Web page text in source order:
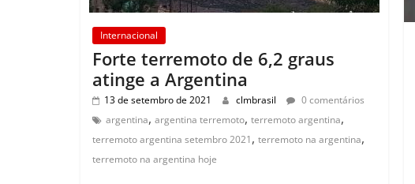
Internacional
Forte terremoto de 6,2 graus
atinge a Argentina
13 de setembro de 2021 clmbrasil
0 comentários
argentina, argentina terremoto, terremoto argentina,
terremoto argentina setembro 2021, terremoto na argentina,
terremoto na argentina hoje